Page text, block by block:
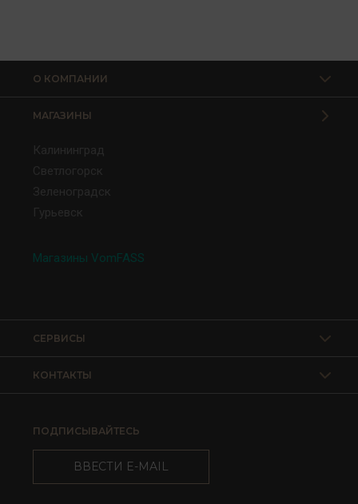
О КОМПАНИИ
МАГАЗИНЫ
Калининград
Светлогорск
Зеленоградск
Гурьевск
Магазины VomFASS
КОНТАКТЫ
СЕРВИСЫ
ПОДПИСЫВАЙТЕСЬ
ВВЕСТИ E-MAIL